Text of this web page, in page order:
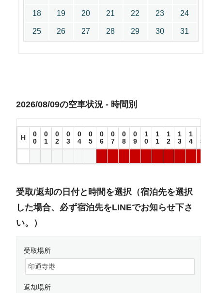
18 19 20 21 22 23 24
25 26 27 28 29 30 31
2026/08/09の空車状況 - 時間別
H
0
0
0
1
0
2
0
3
0
4
0
5
0
6
0
7
0
8
0
9
1
0
1
1
1
2
1
3
1
4
1
5
受取/返却の日付と時間を選択（宿泊先を選択
した場合、必ず宿泊先をLINEでお知らせ下さ
い。）
受取場所
返却場所